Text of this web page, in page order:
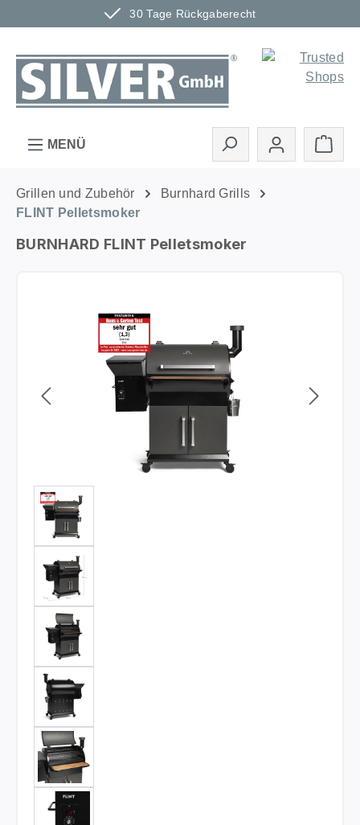
30 Tage Rückgaberecht
Zum Hauptinhalt springen
MENÜ
Grillen und Zubehör
Burnhard Grills
FLINT Pelletsmoker
BURNHARD FLINT Pelletsmoker
Bildergalerie überspringen